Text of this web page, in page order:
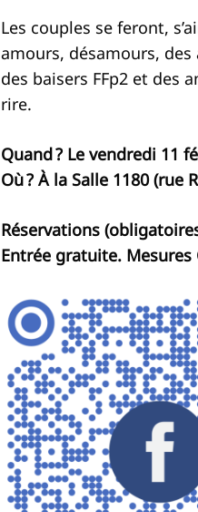
Les couples se feront,
amours, désamours, des
des baisers FFp2 et des
rire.
Quand ? Le vendredi 11
Où ? À la Salle 1180 (rue
Réservations
Entrée gratuite. Mesures